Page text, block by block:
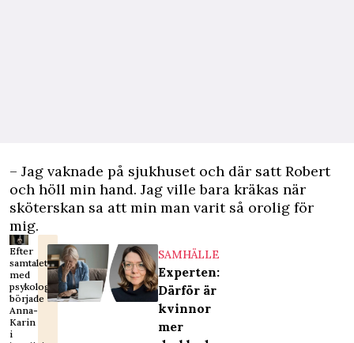
– Jag vaknade på sjukhuset och där satt Robert
och höll min hand. Jag ville bara kräkas när
sköterskan sa att min man varit så orolig för
mig.
Efter
samtalet
med
psykologen
började
Anna-
Karin
i
SAMHÄLLE
Experten:
Därför är
kvinnor
mer